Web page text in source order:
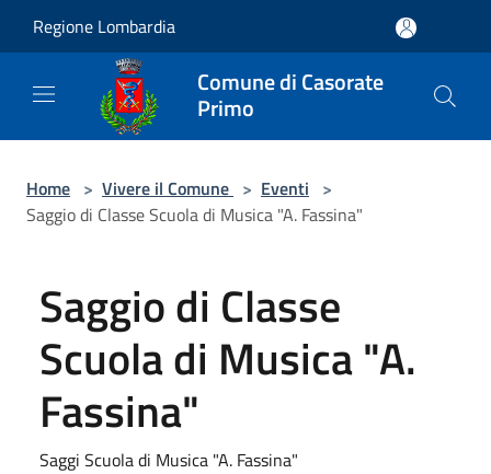
Regione Lombardia
Comune di Casorate
Primo
Home > Vivere il Comune > Eventi >
Saggio di Classe Scuola di Musica "A. Fassina"
Saggio di Classe
Scuola di Musica "A.
Fassina"
Saggi Scuola di Musica "A. Fassina"